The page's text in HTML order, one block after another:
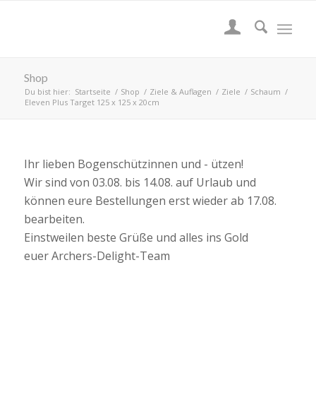
Shop
Du bist hier: Startseite / Shop / Ziele & Auflagen / Ziele / Schaum /
Eleven Plus Target 125 x 125 x 20cm
Ihr lieben Bogenschützinnen und - ützen!
Wir sind von 03.08. bis 14.08. auf Urlaub und
können eure Bestellungen erst wieder ab 17.08.
bearbeiten.
Einstweilen beste Grüße und alles ins Gold
euer Archers-Delight-Team